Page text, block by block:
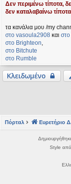
Δεν περιμένω τίποτα,
δεν καταλαβαίνω
τα κανάλια μου /my
στο vasoula2908 και
στο Βrighteon,
στο Bitchute
στο Rumble
Κλειδωμένο
Πόρταλ Ευρετήριο
Style από